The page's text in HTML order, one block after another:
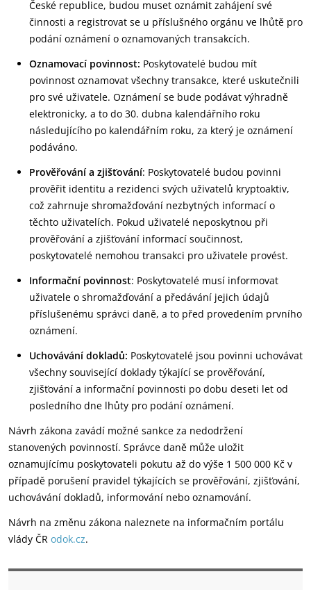
České republice, budou muset oznámit zahájení své
činnosti a registrovat se u příslušného orgánu ve lhůtě pro
podání oznámení o oznamovaných transakcích.
Oznamovací povinnost: Poskytovatelé budou mít
povinnost oznamovat všechny transakce, které uskutečnili
pro své uživatele. Oznámení se bude podávat výhradně
elektronicky, a to do 30. dubna kalendářního roku
následujícího po kalendářním roku, za který je oznámení
podáváno.
Prověřování a zjišťování: Poskytovatelé budou povinni
prověřit identitu a rezidenci svých uživatelů kryptoaktiv,
což zahrnuje shromažďování nezbytných informací o
těchto uživatelích. Pokud uživatelé neposkytnou při
prověřování a zjišťování informací součinnost,
poskytovatelé nemohou transakci pro uživatele provést.
Informační povinnost: Poskytovatelé musí informovat
uživatele o shromažďování a předávání jejich údajů
příslušenému správci daně, a to před provedením prvního
oznámení.
Uchovávání dokladů: Poskytovatelé jsou povinni uchovávat
všechny související doklady týkající se prověřování,
zjišťování a informační povinnosti po dobu deseti let od
posledního dne lhůty pro podání oznámení.
Návrh zákona zavádí možné sankce za nedodržení
stanovených povinností. Správce daně může uložit
oznamujícímu poskytovateli pokutu až do výše 1 500 000 Kč v
případě porušení pravidel týkajících se prověřování, zjišťování,
uchovávání dokladů, informování nebo oznamování.
Návrh na změnu zákona naleznete na informačním portálu
vlády ČR odok.cz.